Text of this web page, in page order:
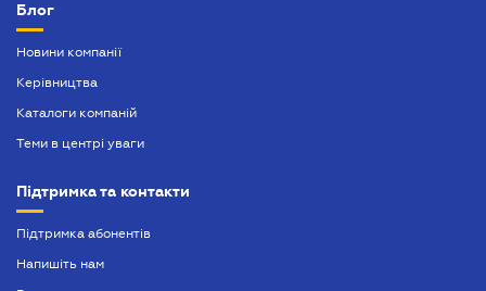
Блог
Новини компанії
Керівництва
Каталоги компаній
Теми в центрі уваги
Підтримка та контакти
Підтримка абонентів
Напишіть нам